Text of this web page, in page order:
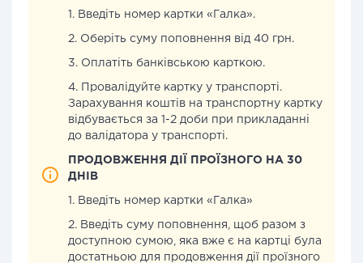
1. Введіть номер картки «Галка».
2. Оберіть суму поповнення від 40 грн.
3. Оплатіть банківською карткою.
4. Провалідуйте картку у транспорті.
Зарахування коштів на транспортну картку
відбувається за 1-2 доби при прикладанні
до валідатора у транспорті.
ПРОДОВЖЕННЯ ДІЇ ПРОЇЗНОГО НА 30
ДНІВ
1. Введіть номер картки «Галка»
2. Введіть суму поповнення, щоб разом з
доступною сумою, яка вже є на картці була
достатньою для продовження дії проїзного